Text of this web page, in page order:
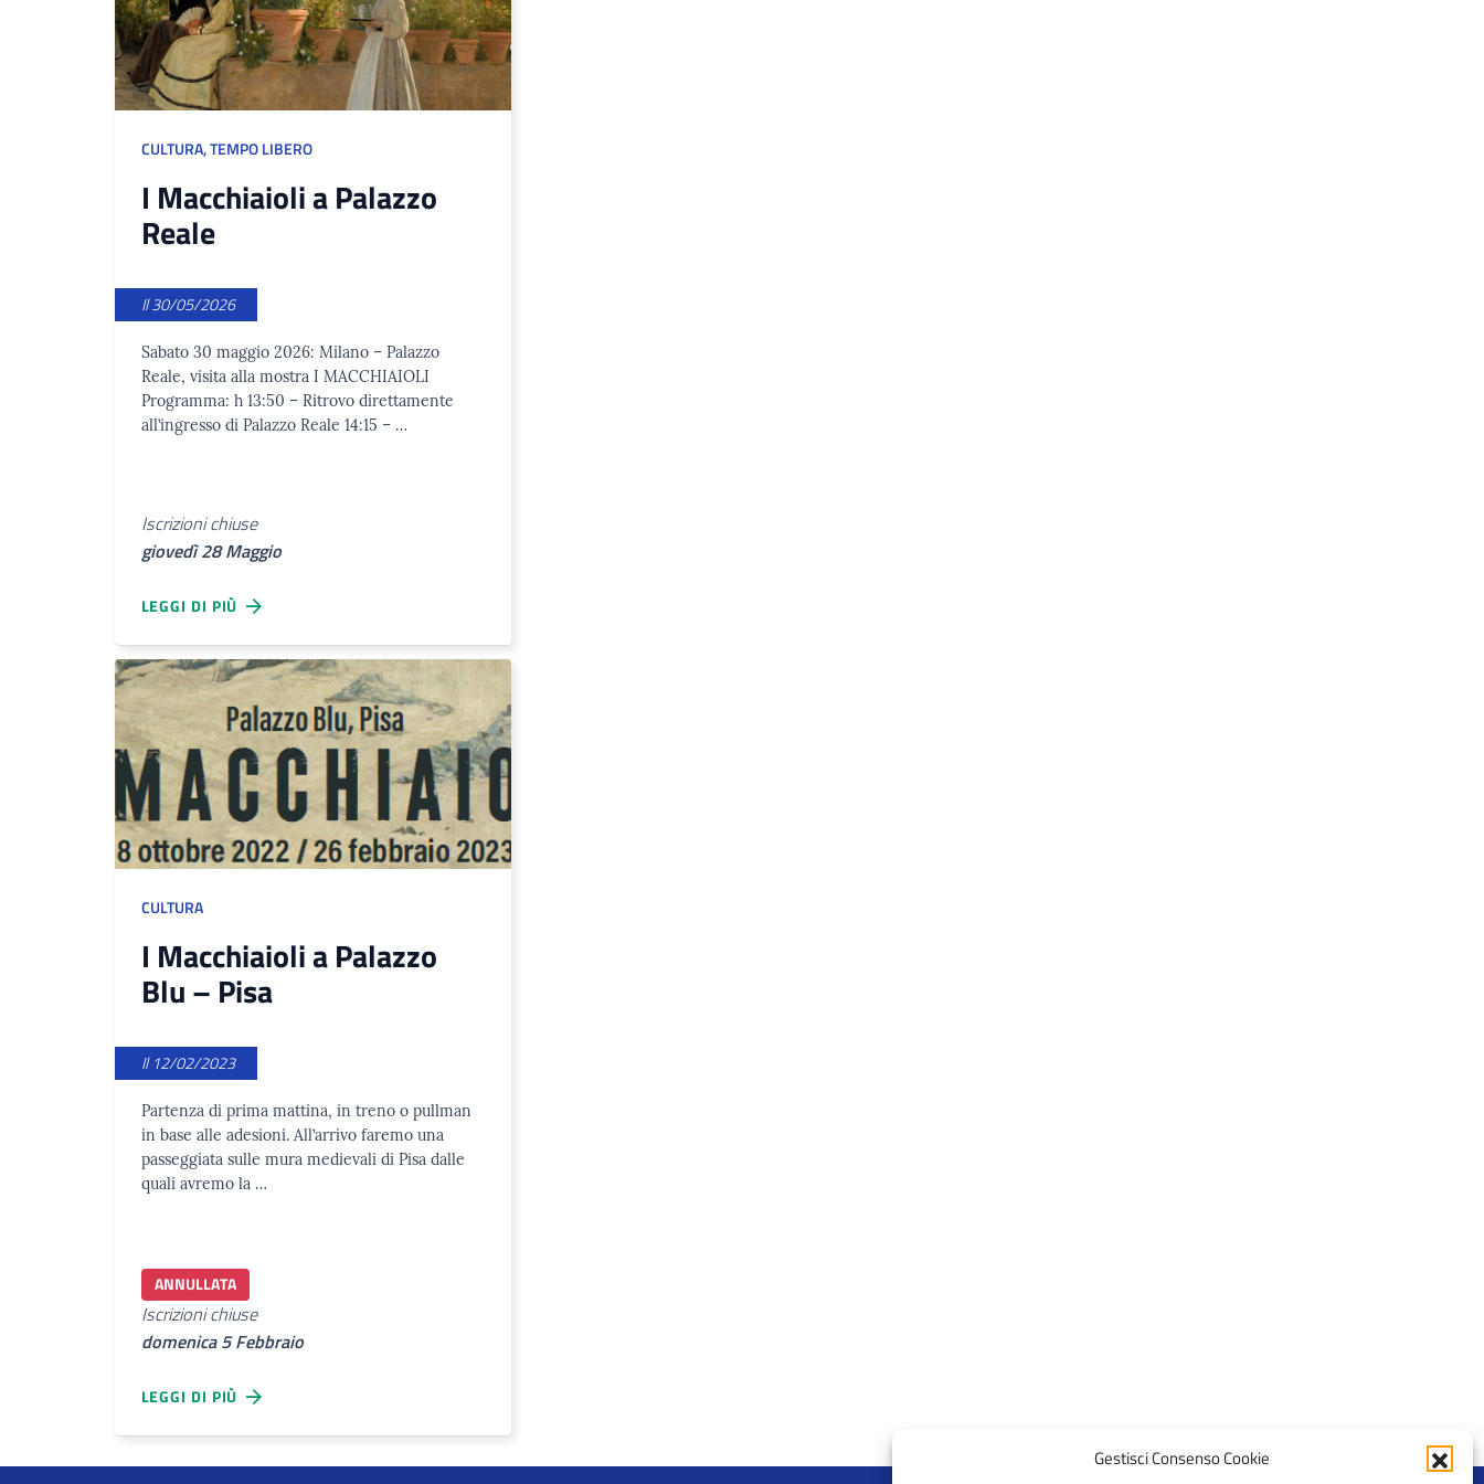
Gestisci Consenso Cookie
CULTURA,TEMPO LIBERO
I Macchiaioli a Palazzo
Reale
Il 30/05/2026
Sabato 30 maggio 2026: Milano – Palazzo
Reale, visita alla mostra I MACCHIAIOLI
Programma: h 13:50 – Ritrovo direttamente
all’ingresso di Palazzo Reale 14:15 – …
Iscrizioni chiuse
giovedì 28 Maggio
LEGGI DI PIÙ
CULTURA
I Macchiaioli a Palazzo
Blu – Pisa
Il 12/02/2023
Partenza di prima mattina, in treno o pullman
in base alle adesioni. All’arrivo faremo una
passeggiata sulle mura medievali di Pisa dalle
quali avremo la …
ANNULLATA
Iscrizioni chiuse
domenica 5 Febbraio
LEGGI DI PIÙ